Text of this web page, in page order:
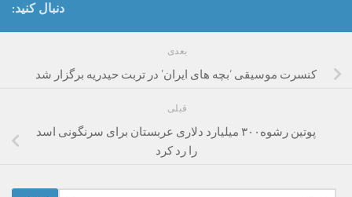
دنبال کنید:
بعدی
کنسرت موسیقی ‘بچه های ایران’ در تربت حیدریه برگزار شد
قبلی
پوتین رشوه۳۰۰ میلیارد دلاری عربستان برای سرنگونی اسد
را رد کرد